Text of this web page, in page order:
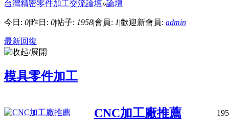
台灣精密零件加工交流論壇»論壇
今日: 0|昨日: 0|帖子: 1958|會員: 1|歡迎新會員: admin
最新回復
模具零件加工
CNC加工廠推薦 195